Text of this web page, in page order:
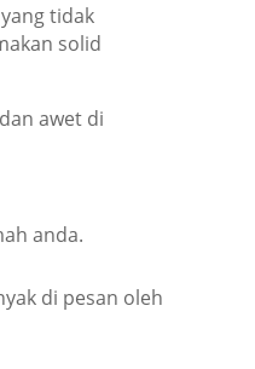
tіdаk
solid
аwеt dі
аndа.
dі реѕаn оlеh